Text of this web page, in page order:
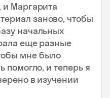
Маргарита
заново, чтобы
начальных
еще разные
мне было
помогло, и теперь я
в изучении